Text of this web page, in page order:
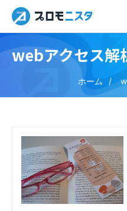
webアクセス解
ホーム